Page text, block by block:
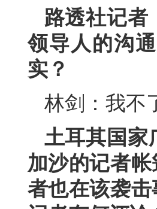
路透社记者
领导人的沟
实？
林剑： 我不
土耳其国家
加沙的记者
者也在该袭